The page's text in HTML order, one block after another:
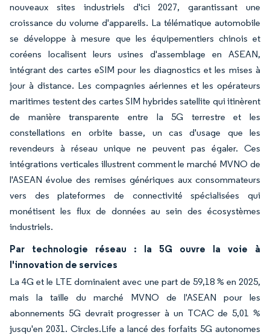
nouveaux sites industriels d'ici 2027, garantissant une
croissance du volume d'appareils. La télématique automobile
se développe à mesure que les équipementiers chinois et
coréens localisent leurs usines d'assemblage en ASEAN,
intégrant des cartes eSIM pour les diagnostics et les mises à
jour à distance. Les compagnies aériennes et les opérateurs
maritimes testent des cartes SIM hybrides satellite qui itinèrent
de manière transparente entre la 5G terrestre et les
constellations en orbite basse, un cas d'usage que les
revendeurs à réseau unique ne peuvent pas égaler. Ces
intégrations verticales illustrent comment le marché MVNO de
l'ASEAN évolue des remises génériques aux consommateurs
vers des plateformes de connectivité spécialisées qui
monétisent les flux de données au sein des écosystèmes
industriels.
Par technologie réseau : la 5G ouvre la voie à
l'innovation de services
La 4G et le LTE dominaient avec une part de 59,18 % en 2025,
mais la taille du marché MVNO de l'ASEAN pour les
abonnements 5G devrait progresser à un TCAC de 5,01 %
jusqu'en 2031. Circles.Life a lancé des forfaits 5G autonomes